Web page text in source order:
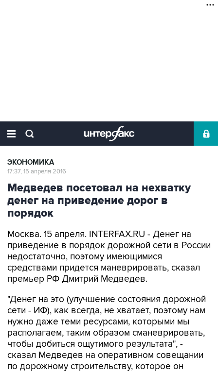
ЭКОНОМИКА
17:37, 15 апреля 2016
Медведев посетовал на нехватку
денег на приведение дорог в
порядок
Москва. 15 апреля. INTERFAX.RU - Денег на
приведение в порядок дорожной сети в России
недостаточно, поэтому имеющимися
средствами придется маневрировать, сказал
премьер РФ Дмитрий Медведев.
"Денег на это (улучшение состояния дорожной
сети - ИФ), как всегда, не хватает, поэтому нам
нужно даже теми ресурсами, которыми мы
располагаем, таким образом сманеврировать,
чтобы добиться ощутимого результата", -
сказал Медведев на оперативном совещании
по дорожному строительству, которое он